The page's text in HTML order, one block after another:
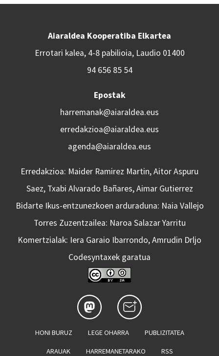
Aiaraldea Kooperatiba Elkartea
Errotari kalea, 4-8 pabilioia, Laudio 01400
94 656 85 54
Epostak
harremanak@aiaraldea.eus
erredakzioa@aiaraldea.eus
agenda@aiaraldea.eus
Erredakzioa: Maider Ramirez Martin, Aitor Aspuru
Saez, Txabi Alvarado Bañares, Aimar Gutierrez
Bidarte Ikus-entzunezkoen arduraduna: Naia Vallejo
Torres Zuzentzailea: Naroa Salazar Yarritu
Komertzialak: Iera Garaio Ibarrondo, Amrudin Drljo
Codesyntaxek garatua
HONI BURUZ LEGE OHARRA PUBLIZITATEA
ARAUAK HARREMANETARAKO RSS